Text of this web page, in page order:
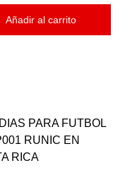
Añadir al carrito